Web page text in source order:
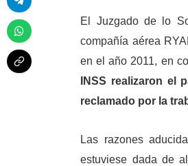
El Juzgado de lo
compañía aérea
en el año 2011, en
INSS realizaron el
reclamado por la
Las razones
estuviese dada de